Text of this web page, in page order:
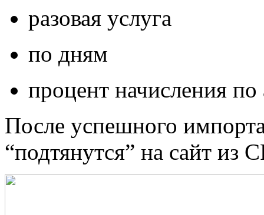
разовая услуга
по дням
процент начисления по
После успешного
“подтянутся” на сайт из